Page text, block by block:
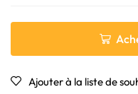
Ajouter à la liste de